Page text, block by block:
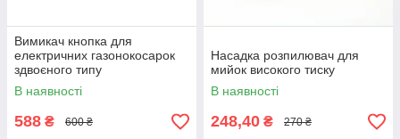
Вимикач кнопка для
електричних газонокосарок
здвоєного типу
В наявності
588 ₴ 600 ₴
Насадка розпилювач для
мийок високого тиску
В наявності
248,40 ₴ 270 ₴